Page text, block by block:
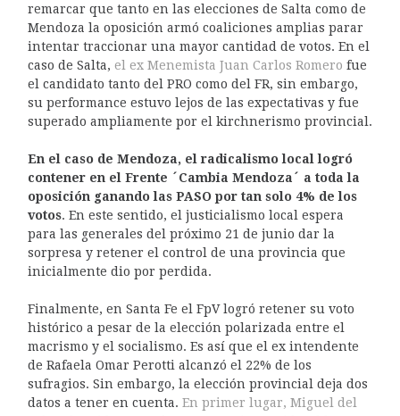
remarcar que tanto en las elecciones de Salta como de
Mendoza la oposición armó coaliciones amplias parar
intentar traccionar una mayor cantidad de votos. En el
caso de Salta, el ex Menemista Juan Carlos Romero fue
el candidato tanto del PRO como del FR, sin embargo,
su performance estuvo lejos de las expectativas y fue
superado ampliamente por el kirchnerismo provincial.
En el caso de Mendoza, el radicalismo local logró
contener en el Frente ´Cambia Mendoza´ a toda la
oposición ganando las PASO por tan solo 4% de los
votos. En este sentido, el justicialismo local espera
para las generales del próximo 21 de junio dar la
sorpresa y retener el control de una provincia que
inicialmente dio por perdida.
Finalmente, en Santa Fe el FpV logró retener su voto
histórico a pesar de la elección polarizada entre el
macrismo y el socialismo. Es así que el ex intendente
de Rafaela Omar Perotti alcanzó el 22% de los
sufragios. Sin embargo, la elección provincial deja dos
datos a tener en cuenta. En primer lugar, Miguel del